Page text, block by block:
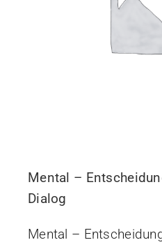
Mental –
Dialog
Mental –